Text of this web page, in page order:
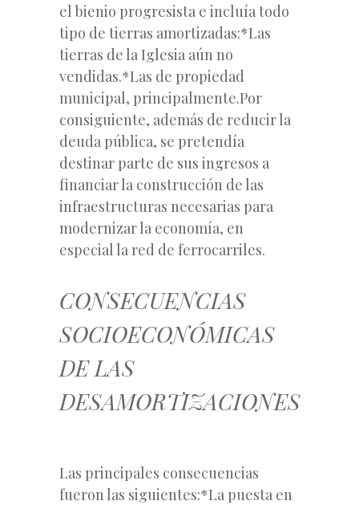
el bienio progresista e incluía todo
tipo de tierras amortizadas:*Las
tierras de la Iglesia aún no
vendidas.*Las de propiedad
municipal, principalmente.Por
consiguiente, además de reducir la
deuda pública, se pretendía
destinar parte de sus ingresos a
financiar la construcción de las
infraestructuras necesarias para
modernizar la economía, en
especial la red de ferrocarriles.
CONSECUENCIAS
SOCIOECONÓMICAS
DE LAS
DESAMORTIZACIONES
Las principales consecuencias
fueron las siguientes:*La puesta en